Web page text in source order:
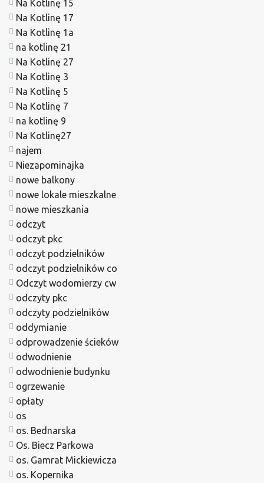
Na Kotlinę 15
Na Kotlinę 17
Na Kotlinę 1a
na kotlinę 21
Na Kotlinę 27
Na Kotlinę 3
Na Kotlinę 5
Na Kotlinę 7
na kotlinę 9
Na Kotlinę27
najem
Niezapominajka
nowe balkony
nowe lokale mieszkalne
nowe mieszkania
odczyt
odczyt pkc
odczyt podzielników
odczyt podzielników co
Odczyt wodomierzy cw
odczyty pkc
odczyty podzielników
oddymianie
odprowadzenie ścieków
odwodnienie
odwodnienie budynku
ogrzewanie
opłaty
os
os. Bednarska
Os. Biecz Parkowa
os. Gamrat Mickiewicza
os. Kopernika